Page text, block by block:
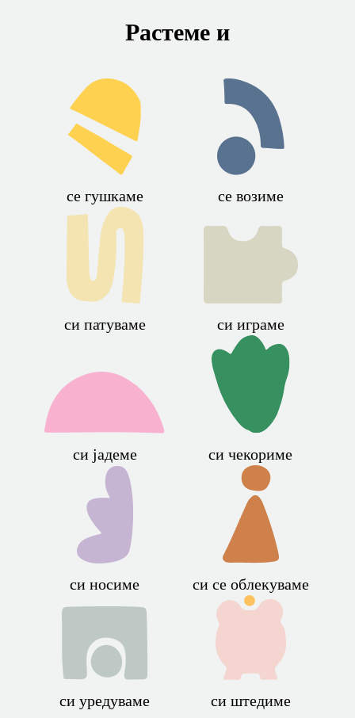
Растеме и
се гушкаме се возиме
си патуваме си играме
си јадеме си чекориме
си носиме си се облекуваме
си уредуваме си штедиме